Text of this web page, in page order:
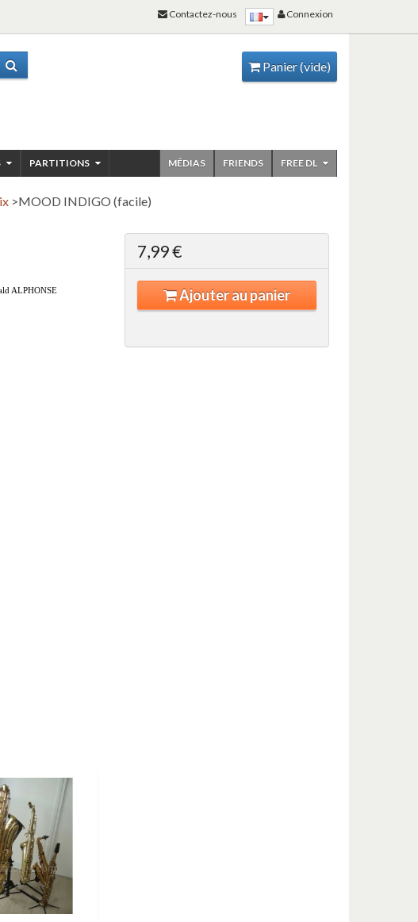
Panier(vide)
PARTITIONS FREE DL
FRIENDS
MÉDIAS
>MOOD INDIGO (facile)
ALPHONSE
7,99 €
Ajouter au panier
Connexion
Contactez-nous